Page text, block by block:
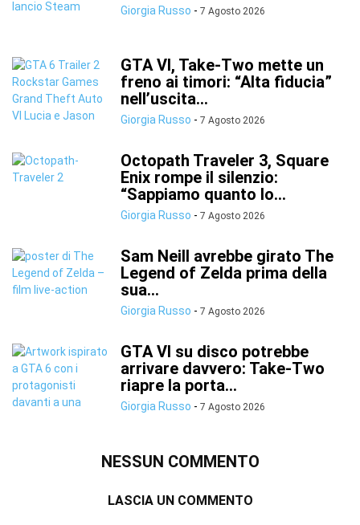
Giorgia Russo - 7 Agosto 2026
GTA VI, Take-Two mette un
freno ai timori: “Alta fiducia”
nell’uscita...
Giorgia Russo - 7 Agosto 2026
Octopath Traveler 3, Square
Enix rompe il silenzio:
“Sappiamo quanto lo...
Giorgia Russo - 7 Agosto 2026
Sam Neill avrebbe girato The
Legend of Zelda prima della
sua...
Giorgia Russo - 7 Agosto 2026
GTA VI su disco potrebbe
arrivare davvero: Take-Two
riapre la porta...
Giorgia Russo - 7 Agosto 2026
NESSUN COMMENTO
LASCIA UN COMMENTO